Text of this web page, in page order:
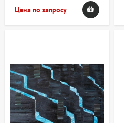
Цена по запросу